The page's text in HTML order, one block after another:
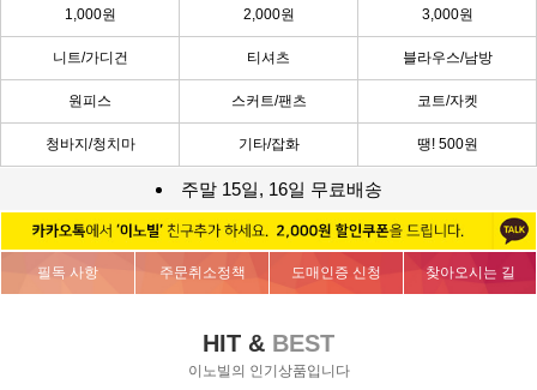
1,000원 2,000원 3,000원
니트/가디건 티셔츠 블라우스/남방
원피스 스커트/팬츠 코트/자켓
청바지/청치마 기타/잡화 땡! 500원
주말 15일, 16일 무료배송
필독 사항 주문취소정책 도매인증 신청 찾아오시는 길
HIT & BEST
이노빌의 인기상품입니다